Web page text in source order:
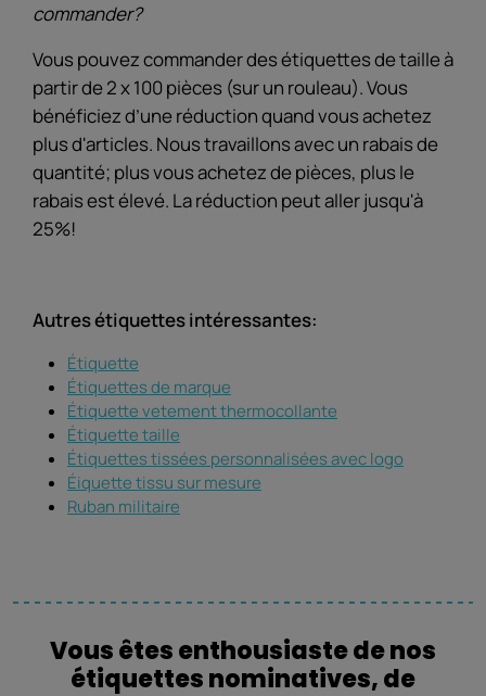
commander?
Vous pouvez commander des étiquettes de taille à
partir de 2 x 100 pièces (sur un rouleau). Vous
bénéficiez d’une réduction quand vous achetez
plus d'articles. Nous travaillons avec un rabais de
quantité; plus vous achetez de pièces, plus le
rabais est élevé. La réduction peut aller jusqu'à
25%!
Autres étiquettes intéressantes:
Étiquette
Étiquettes de marque
Étiquette vetement thermocollante
Étiquette taille
Étiquettes tissées personnalisées avec logo
Éiquette tissu sur mesure
Ruban militaire
Vous êtes enthousiaste de nos
étiquettes nominatives, de